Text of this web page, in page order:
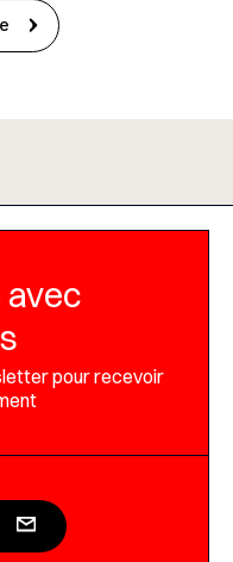
avec
pour recevoir